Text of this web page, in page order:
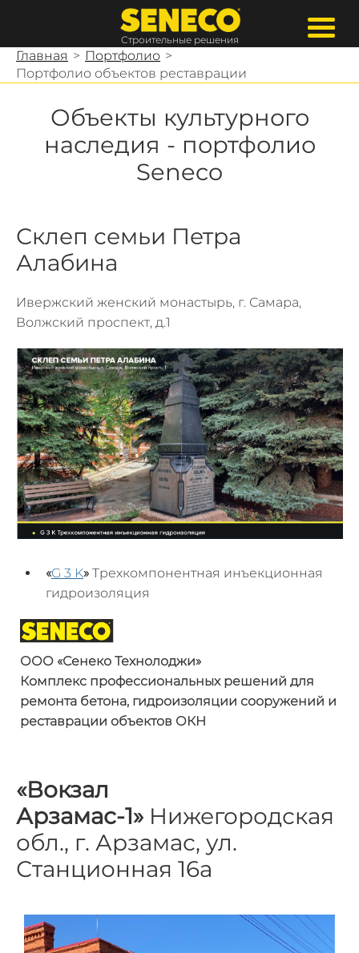
Строительные решения
Главная > Портфолио >
Портфолио объектов реставрации
Объекты культурного
наследия - портфолио
Seneco
Склеп семьи Петра
Алабина
Ивержский женский монастырь, г. Самара,
Волжский проспект, д.1
«G 3 K» Трехкомпонентная инъекционная
гидроизоляция
ООО «Сенеко Технолоджи»
Комплекс профессиональных решений для
ремонта бетона, гидроизоляции сооружений и
реставрации объектов ОКН
«Вокзал
Арзамас-1» Нижегородская
обл., г. Арзамас, ул.
Станционная 16а